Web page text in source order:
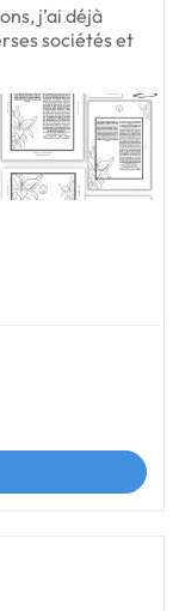
j’ai déjà
sociétés et